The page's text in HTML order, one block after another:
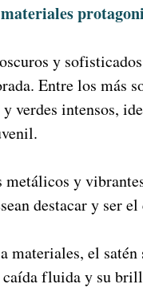
y
Entre los más
verdes intensos,
metálicos y
destacar y ser
materiales, el
caída fluida y su